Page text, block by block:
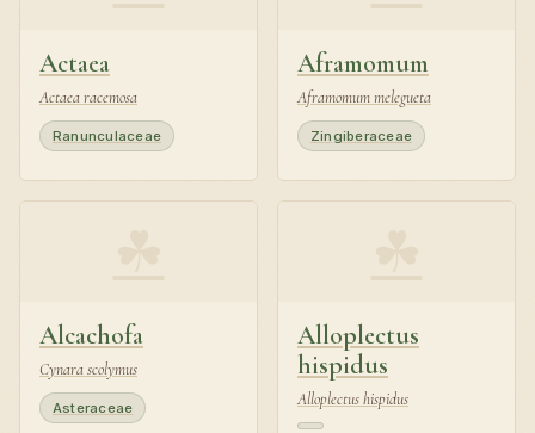
Actaea
Actaea racemosa
Ranunculaceae
Aframomum
Aframomum melegueta
Zingiberaceae
Alcachofa
Cynara scolymus
Asteraceae
Alloplectus
hispidus
Alloplectus hispidus